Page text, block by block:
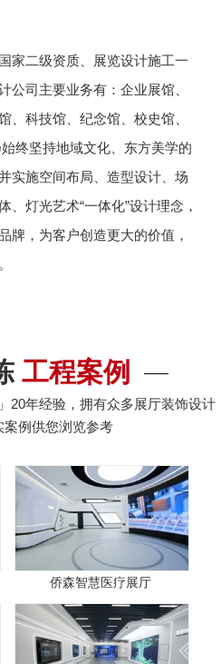
家二级资质、展览设计施工一
公司主要业务有：企业展馆、
、科技馆、纪念馆、校史馆、
终坚持地域文化、东方美学的
实施空间布局、造型设计、场
灯光艺术“一体化”设计理念，
牌，为客户创造更大的价值，
工程案例
20年经验，拥有众多展厅装饰设计
案例供您浏览参考
侨森智慧医疗展厅